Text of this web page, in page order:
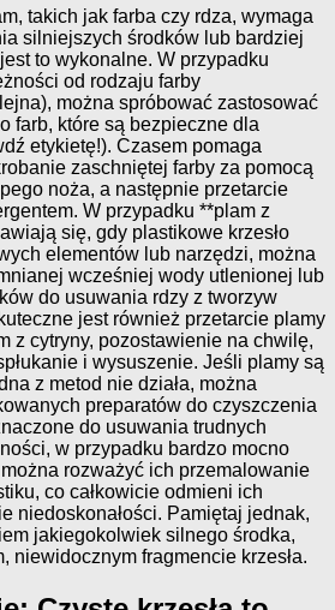
takich jak farba czy rdza, wymaga
silniejszych środków lub bardziej
to wykonalne. W przypadku
od rodzaju farby
można spróbować zastosować
farb, które są bezpieczne dla
etykietę!). Czasem pomaga
zaschniętej farby za pomocą
noża, a następnie przetarcie
W przypadku **plam z
się, gdy plastikowe krzesło
elementów lub narzędzi, można
wcześniej wody utlenionej lub
do usuwania rdzy z tworzyw
jest również przetarcie plamy
z cytryny, pozostawienie na chwilę,
i wysuszenie. Jeśli plamy są
z metod nie działa, można
preparatów do czyszczenia
do usuwania trudnych
w przypadku bardzo mocno
rozważyć ich przemalowanie
co całkowicie odmieni ich
niedoskonałości. Pamiętaj jednak,
jakiegokolwiek silnego środka,
niewidocznym fragmencie krzesła.